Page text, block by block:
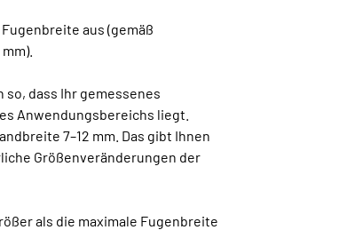
aus (gemäß
so, dass Ihr gemessenes
Anwendungsbereichs liegt.
7–12 mm. Das gibt Ihnen
Größenveränderungen der
als die maximale Fugenbreite